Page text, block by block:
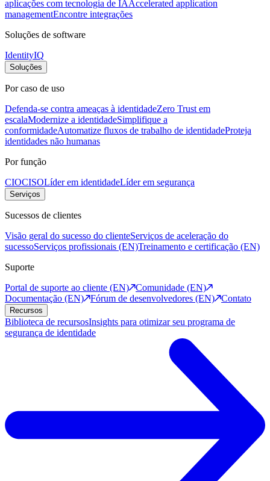
aplicações com tecnologia de IAAccelerated application
managementEncontre integrações
Soluções de software
IdentityIQ
Soluções
Por caso de uso
Defenda-se contra ameaças à identidadeZero Trust em
escalaModernize a identidadeSimplifique a
conformidadeAutomatize fluxos de trabalho de identidadeProteja
identidades não humanas
Por função
CIOCISOLíder em identidadeLíder em segurança
Serviços
Sucessos de clientes
Visão geral do sucesso do clienteServiços de aceleração do
sucessoServiços profissionais (EN)Treinamento e certificação (EN)
Suporte
Portal de suporte ao cliente (EN)
Comunidade (EN)
Documentação (EN)
Fórum de desenvolvedores (EN) Contato
Recursos
Biblioteca de recursosInsights para otimizar seu programa de
segurança de identidade